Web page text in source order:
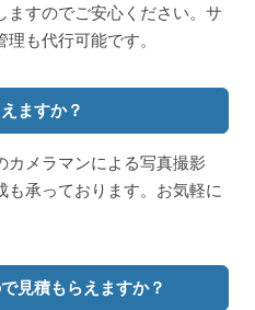
すのでご安心ください。サ
も代行可能です。
ますか？
カメラマンによる写真撮影
承っております。お気軽に
見積もらえますか？